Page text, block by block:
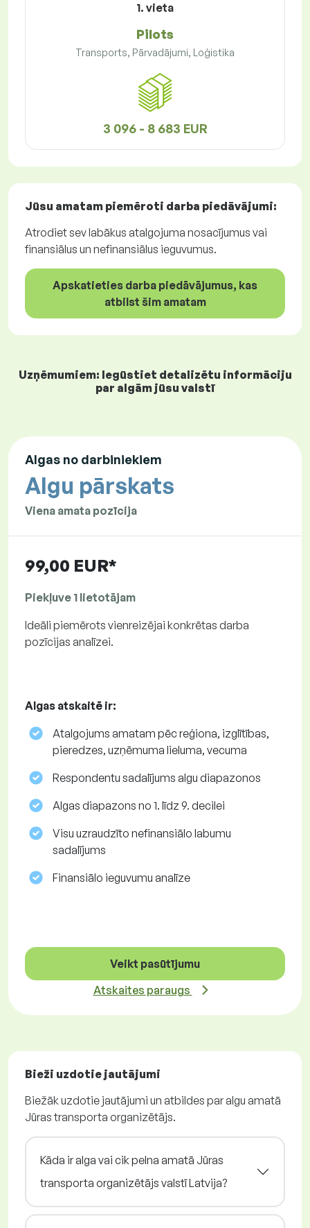
1. vieta
Pilots
Transports, Pārvadājumi, Loģistika
3 096 - 8 683 EUR
Jūsu amatam piemēroti darba piedāvājumi:
Atrodiet sev labākus atalgojuma nosacījumus vai
finansiālus un nefinansiālus ieguvumus.
Apskatieties darba piedāvājumus, kas
atbilst šim amatam
Uzņēmumiem: Iegūstiet detalizētu informāciju
par algām jūsu valstī
Algas no darbiniekiem
Algu pārskats
Viena amata pozīcija
99,00 EUR*
Piekļuve 1 lietotājam
Ideāli piemērots vienreizējai konkrētas darba
pozīcijas analīzei.
Algas atskaitē ir:
Atalgojums amatam pēc reģiona, izglītības,
pieredzes, uzņēmuma lieluma, vecuma
Respondentu sadalījums algu diapazonos
Algas diapazons no 1. līdz 9. decilei
Visu uzraudzīto nefinansiālo labumu
sadalījums
Finansiālo ieguvumu analīze
Veikt pasūtījumu
Atskaites paraugs
Bieži uzdotie jautājumi
Biežāk uzdotie jautājumi un atbildes par algu amatā
Jūras transporta organizētājs.
Kāda ir alga vai cik pelna amatā Jūras
transporta organizētājs valstī Latvija?